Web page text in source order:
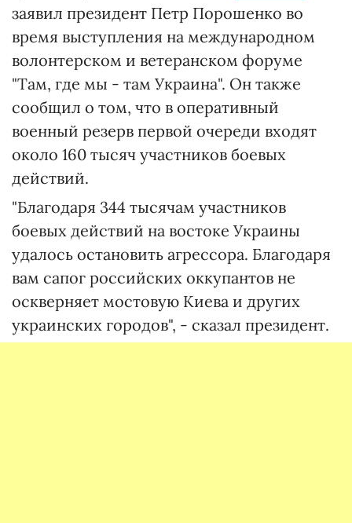
заявил президент Петр Порошенко во
время выступления на международном
волонтерском и ветеранском форуме
"Там, где мы - там Украина". Он также
сообщил о том, что в оперативный
военный резерв первой очереди входят
около 160 тысяч участников боевых
действий.
"Благодаря 344 тысячам участников
боевых действий на востоке Украины
удалось остановить агрессора. Благодаря
вам сапог российских оккупантов не
оскверняет мостовую Киева и других
украинских городов", - сказал президент.